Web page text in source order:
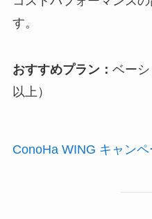
す。
おすすめプラン： ベー
以上）
ConoHa WING キャンペ